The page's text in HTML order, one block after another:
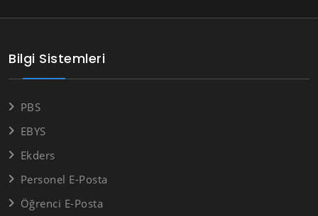
Bilgi Sistemleri
PBS
EBYS
Ekders
Personel E-Posta
Öğrenci E-Posta